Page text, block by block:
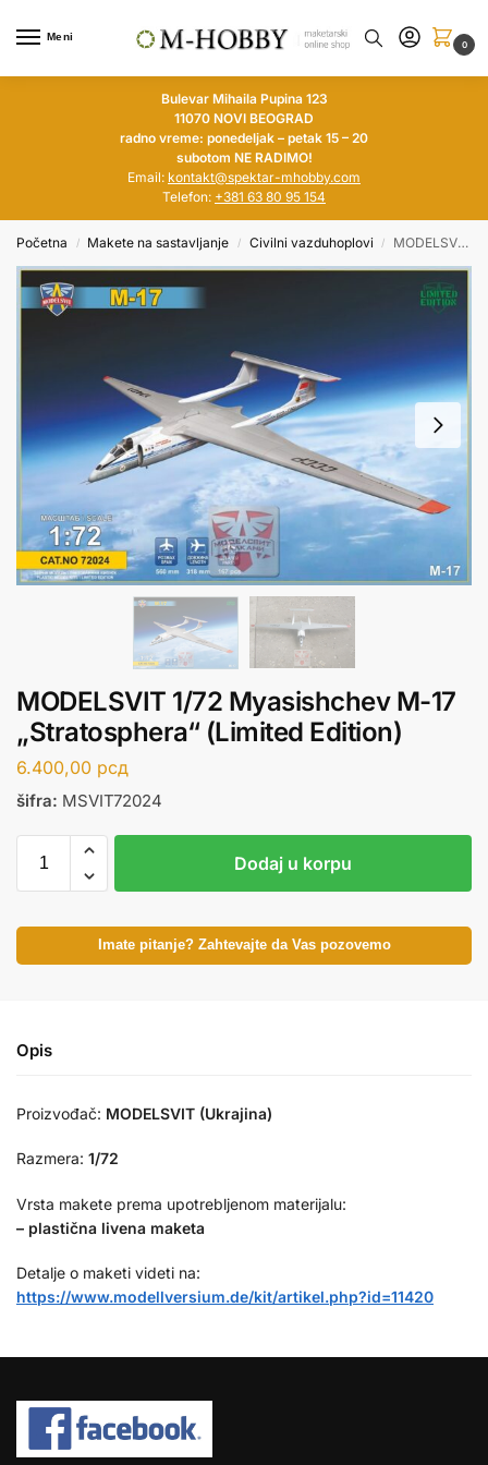
Meni
0
Bulevar Mihaila Pupina 123
11070 NOVI BEOGRAD
radno vreme: ponedeljak – petak 15 – 20
subotom NE RADIMO!
Email: kontakt@spektar-mhobby.com
Telefon: +381 63 80 95 154
Početna / Makete na sastavljanje / Civilni vazduhoplovi / MODELSVIT 1/72 Myasishchev M-17 „Stratosphera“ (Limited Edition)
MODELSVIT 1/72 Myasishchev M-17
„Stratosphera“ (Limited Edition)
6.400,00 рсд
šifra: MSVIT72024
Dodaj u korpu
Imate pitanje? Zahtevajte da Vas pozovemo
Opis
Proizvođač: MODELSVIT (Ukrajina)
Razmera: 1/72
Vrsta makete prema upotrebljenom materijalu:
– plastična livena maketa
Detalje o maketi videti na:
https://www.modellversium.de/kit/artikel.php?id=11420